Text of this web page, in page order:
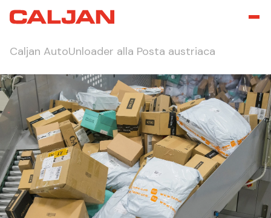
Caljan AutoUnloader alla Posta austriaca